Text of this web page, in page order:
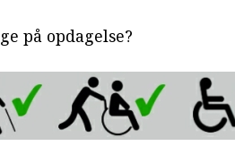
på opdagelse?